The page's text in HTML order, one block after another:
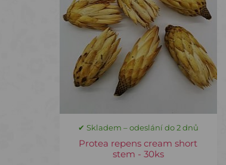
✔ Skladem – odeslání do 2 dnů
Protea repens cream short
stem - 30ks